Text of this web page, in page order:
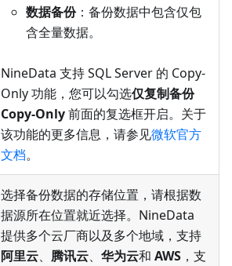
数据备份：备份数据中包含仅包
含全量数据。
NineData 支持 SQL Server 的 Copy-
Only 功能，您可以勾选仅复制备份
Copy-Only前面的复选框开启。关于
该功能的更多信息，请参见微软官方
文档。
选择备份数据的存储位置，请根据数
据源所在位置就近选择。NineData
提供多个云厂商以及多个地域，支持
阿里云、 腾讯云、 华为云和 AWS ，支